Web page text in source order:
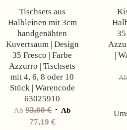
Tischsets aus
Halbleinen mit 3cm
handgenähten
Kuvertsaum | Design
35 Fresco | Farbe
Azzurro | Tischsets
mit 4, 6, 8 oder 10
Stück | Warencode
63025910
Ab93,00€ Ab
77,19 €
|